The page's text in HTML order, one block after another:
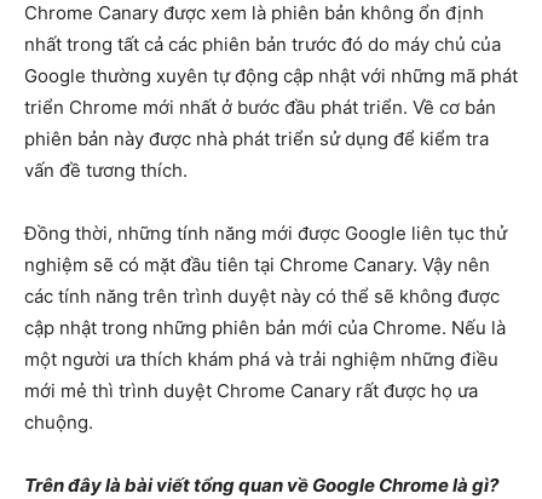
Chrome Canary được xem là phiên bản không ổn định
nhất trong tất cả các phiên bản trước đó do máy chủ của
Google thường xuyên tự động cập nhật với những mã phát
triển Chrome mới nhất ở bước đầu phát triển. Về cơ bản
phiên bản này được nhà phát triển sử dụng để kiểm tra
vấn đề tương thích.
Đồng thời, những tính năng mới được Google liên tục thử
nghiệm sẽ có mặt đầu tiên tại Chrome Canary. Vậy nên
các tính năng trên trình duyệt này có thể sẽ không được
cập nhật trong những phiên bản mới của Chrome. Nếu là
một người ưa thích khám phá và trải nghiệm những điều
mới mẻ thì trình duyệt Chrome Canary rất được họ ưa
chuộng.
Trên đây là bài viết tổng quan về Google Chrome là gì?